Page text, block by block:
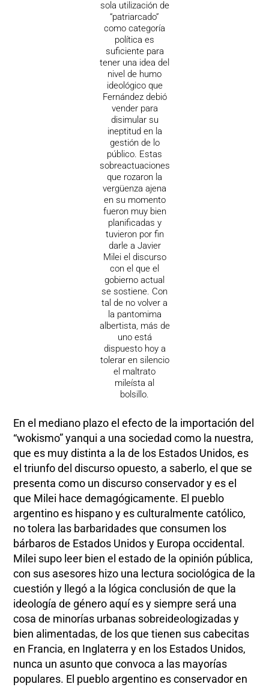
sola utilización de
“patriarcado”
como categoría
política es
suficiente para
tener una idea del
nivel de humo
ideológico que
Fernández debió
vender para
disimular su
ineptitud en la
gestión de lo
público. Estas
sobreactuaciones
que rozaron la
vergüenza ajena
en su momento
fueron muy bien
planificadas y
tuvieron por fin
darle a Javier
Milei el discurso
con el que el
gobierno actual
se sostiene. Con
tal de no volver a
la pantomima
albertista, más de
uno está
dispuesto hoy a
tolerar en silencio
el maltrato
mileísta al
bolsillo.
En el mediano plazo el efecto de la importación del
“wokismo” yanqui a una sociedad como la nuestra,
que es muy distinta a la de los Estados Unidos, es
el triunfo del discurso opuesto, a saberlo, el que se
presenta como un discurso conservador y es el
que Milei hace demagógicamente. El pueblo
argentino es hispano y es culturalmente católico,
no tolera las barbaridades que consumen los
bárbaros de Estados Unidos y Europa occidental.
Milei supo leer bien el estado de la opinión pública,
con sus asesores hizo una lectura sociológica de la
cuestión y llegó a la lógica conclusión de que la
ideología de género aquí es y siempre será una
cosa de minorías urbanas sobreideologizadas y
bien alimentadas, de los que tienen sus cabecitas
en Francia, en Inglaterra y en los Estados Unidos,
nunca un asunto que convoca a las mayorías
populares. El pueblo argentino es conservador en